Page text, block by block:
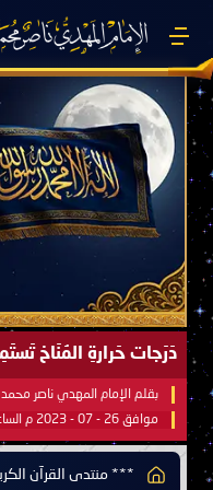
صَيْفُ سَقَرَ يَبدأُ في اجتياحِ
بقلم الإمام المهدي ناصر محمد اليماني يوم 18 -
موافق 31 - 12 - 2023 م الساعة 07:44 صباحًا بحسب التقويم الرسمي لأمّ القُرى
*** منتدى القرآن